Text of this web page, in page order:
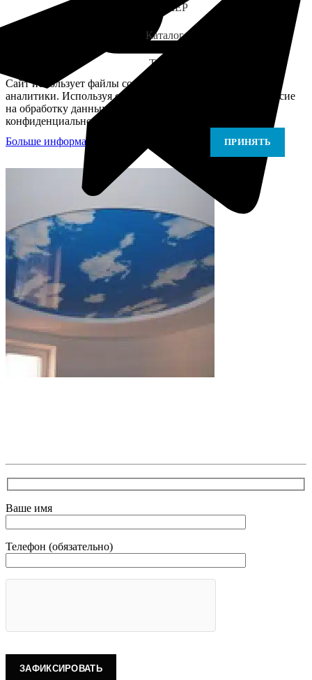
ЗАМЕР
Каталог
Telegram
Сайт использует файлы cookie для персонализации и
аналитики. Используя сайт, вы подтверждаете своё согласие
на обработку данных в соответствии с Политикой
конфиденциальности.
Больше информации
ПРИНЯТЬ
Ваше имя
Телефон (обязательно)